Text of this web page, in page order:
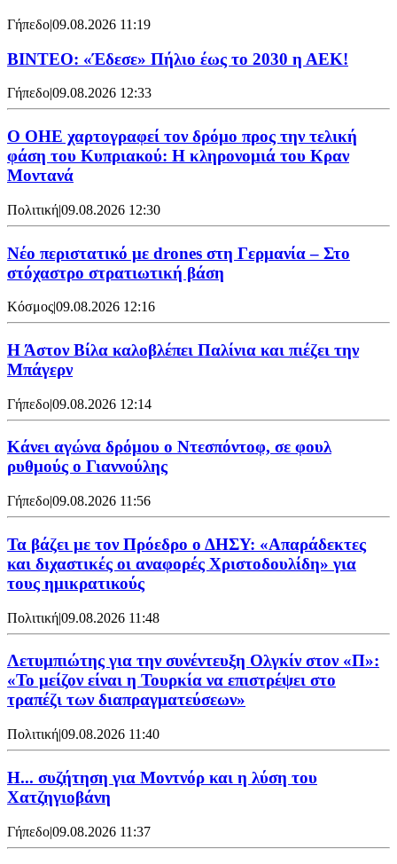
Γήπεδο|09.08.2026 11:19
ΒΙΝΤΕΟ: «Έδεσε» Πήλιο έως το 2030 η ΑΕΚ!
Γήπεδο|09.08.2026 12:33
Ο ΟΗΕ χαρτογραφεί τον δρόμο προς την τελική
φάση του Κυπριακού: Η κληρονομιά του Κραν
Μοντανά
Πολιτική|09.08.2026 12:30
Νέο περιστατικό με drones στη Γερμανία – Στο
στόχαστρο στρατιωτική βάση
Κόσμος|09.08.2026 12:16
Η Άστον Βίλα καλοβλέπει Παλίνια και πιέζει την
Μπάγερν
Γήπεδο|09.08.2026 12:14
Kάνει αγώνα δρόμου ο Ντεσπόντοφ, σε φουλ
ρυθμούς ο Γιαννούλης
Γήπεδο|09.08.2026 11:56
Τα βάζει με τον Πρόεδρο ο ΔΗΣΥ: «Απαράδεκτες
και διχαστικές οι αναφορές Χριστοδουλίδη» για
τους ημικρατικούς
Πολιτική|09.08.2026 11:48
Λετυμπιώτης για την συνέντευξη Ολγκίν στον «Π»:
«Το μείζον είναι η Τουρκία να επιστρέψει στο
τραπέζι των διαπραγματεύσεων»
Πολιτική|09.08.2026 11:40
Η... συζήτηση για Μοντνόρ και η λύση του
Χατζηγιοβάνη
Γήπεδο|09.08.2026 11:37